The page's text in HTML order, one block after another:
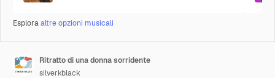
Esploraaltre opzioni musicali
Ritratto di una donna sorridente
silverkblack